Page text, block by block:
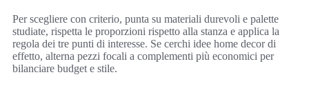
Per scegliere con criterio, punta su materiali durevoli e palette
studiate, rispetta le proporzioni rispetto alla stanza e applica la
regola dei tre punti di interesse. Se cerchi idee home decor di
effetto, alterna pezzi focali a complementi più economici per
bilanciare budget e stile.